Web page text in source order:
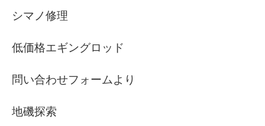
シマノ修理
低価格エギングロッド
問い合わせフォームより
地磯探索